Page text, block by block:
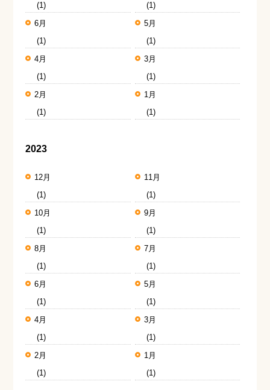
(1)
(1)
6月
(1)
5月
(1)
4月
(1)
3月
(1)
2月
(1)
1月
(1)
2023
12月
(1)
11月
(1)
10月
(1)
9月
(1)
8月
(1)
7月
(1)
6月
(1)
5月
(1)
4月
(1)
3月
(1)
2月
(1)
1月
(1)